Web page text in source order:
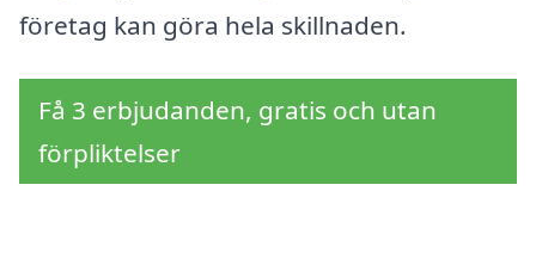
företag kan göra hela skillnaden.
Få 3 erbjudanden, gratis och utan
förpliktelser